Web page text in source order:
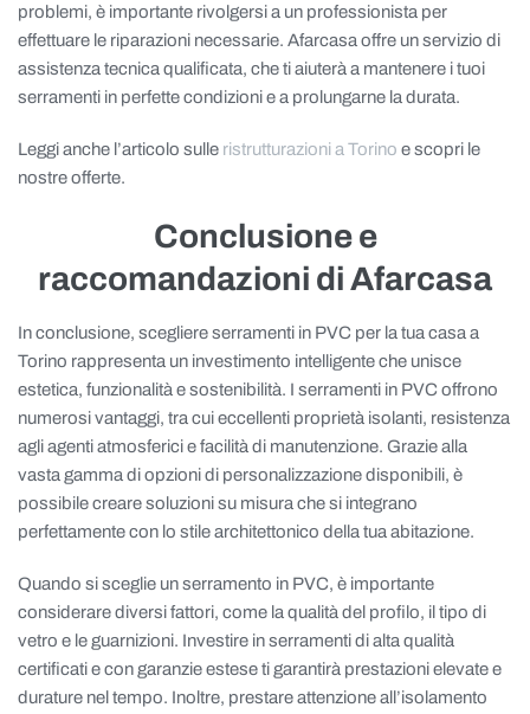
problemi, è importante rivolgersi a un professionista per
effettuare le riparazioni necessarie. Afarcasa offre un servizio di
assistenza tecnica qualificata, che ti aiuterà a mantenere i tuoi
serramenti in perfette condizioni e a prolungarne la durata.
Leggi anche l’articolo sulle ristrutturazioni a Torino e scopri le
nostre offerte.
Conclusione e
raccomandazioni di Afarcasa
In conclusione, scegliere serramenti in PVC per la tua casa a
Torino rappresenta un investimento intelligente che unisce
estetica, funzionalità e sostenibilità. I serramenti in PVC offrono
numerosi vantaggi, tra cui eccellenti proprietà isolanti, resistenza
agli agenti atmosferici e facilità di manutenzione. Grazie alla
vasta gamma di opzioni di personalizzazione disponibili, è
possibile creare soluzioni su misura che si integrano
perfettamente con lo stile architettonico della tua abitazione.
Quando si sceglie un serramento in PVC, è importante
considerare diversi fattori, come la qualità del profilo, il tipo di
vetro e le guarnizioni. Investire in serramenti di alta qualità
certificati e con garanzie estese ti garantirà prestazioni elevate e
durature nel tempo. Inoltre, prestare attenzione all’isolamento